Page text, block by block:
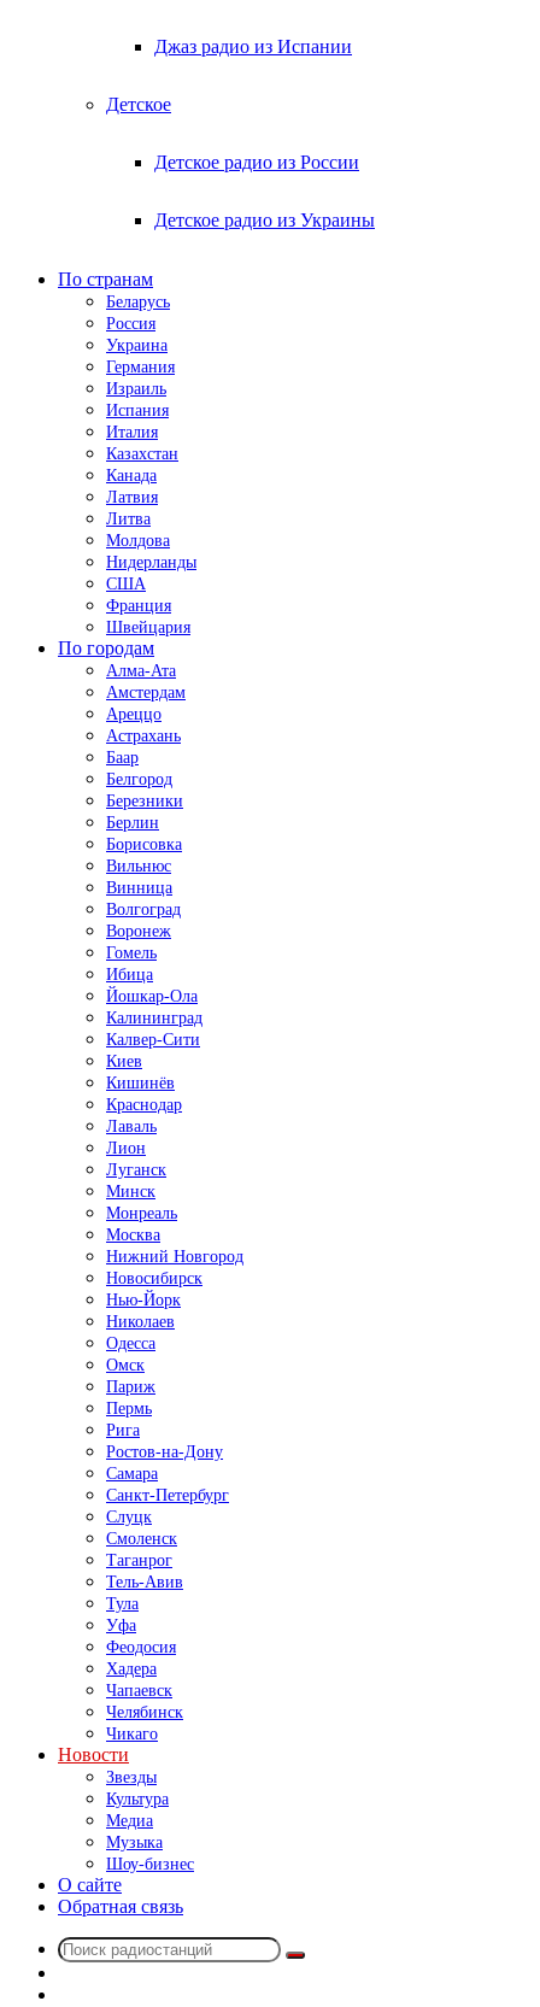
Джаз радио из Испании
Детское
Детское радио из России
Детское радио из Украины
По странам
Беларусь
Россия
Украина
Германия
Израиль
Испания
Италия
Казахстан
Канада
Латвия
Литва
Молдова
Нидерланды
США
Франция
Швейцария
По городам
Алма-Ата
Амстердам
Ареццо
Астрахань
Баар
Белгород
Березники
Берлин
Борисовка
Вильнюс
Винница
Волгоград
Воронеж
Гомель
Ибица
Йошкар-Ола
Калининград
Калвер-Сити
Киев
Кишинёв
Краснодар
Лаваль
Лион
Луганск
Минск
Монреаль
Москва
Нижний Новгород
Новосибирск
Нью-Йорк
Николаев
Одесса
Омск
Париж
Пермь
Рига
Ростов-на-Дону
Самара
Санкт-Петербург
Слуцк
Смоленск
Таганрог
Тель-Авив
Тула
Уфа
Феодосия
Хадера
Чапаевск
Челябинск
Чикаго
Новости
Звезды
Культура
Медиа
Музыка
Шоу-бизнес
О сайте
Обратная связь
Поиск